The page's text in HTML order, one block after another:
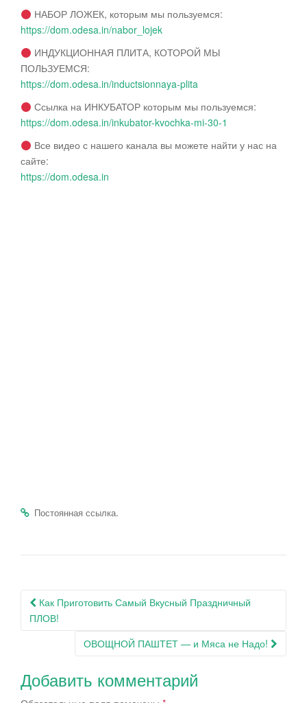
НАБОР ЛОЖЕК, которым мы пользуемся:
https://dom.odesa.in/nabor_lojek
ИНДУКЦИОННАЯ ПЛИТА, КОТОРОЙ МЫ
ПОЛЬЗУЕМСЯ:
https://dom.odesa.in/inductsionnaya-plita
Ссылка на ИНКУБАТОР которым мы пользуемся:
https://dom.odesa.in/inkubator-kvochka-mi-30-1
Все видео с нашего канала вы можете найти у нас на
сайте:
https://dom.odesa.in
Постоянная ссылка.
Навигация
по
записям
Как Приготовить Самый Вкусный Праздничный
ПЛОВ!
ОВОЩНОЙ ПАШТЕТ — и Мяса не Надо!
Добавить комментарий